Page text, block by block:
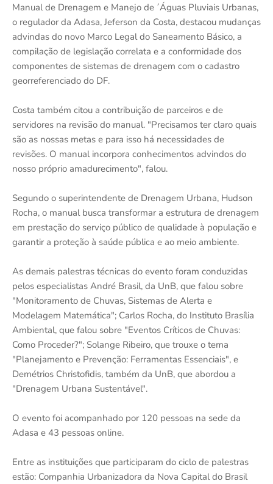
Manual de Drenagem e Manejo de ´Águas Pluviais Urbanas,
o regulador da Adasa, Jeferson da Costa, destacou mudanças
advindas do novo Marco Legal do Saneamento Básico, a
compilação de legislação correlata e a conformidade dos
componentes de sistemas de drenagem com o cadastro
georreferenciado do DF.
Costa também citou a contribuição de parceiros e de
servidores na revisão do manual. "Precisamos ter claro quais
são as nossas metas e para isso há necessidades de
revisões. O manual incorpora conhecimentos advindos do
nosso próprio amadurecimento", falou.
Segundo o superintendente de Drenagem Urbana, Hudson
Rocha, o manual busca transformar a estrutura de drenagem
em prestação do serviço público de qualidade à população e
garantir a proteção à saúde pública e ao meio ambiente.
As demais palestras técnicas do evento foram conduzidas
pelos especialistas André Brasil, da UnB, que falou sobre
"Monitoramento de Chuvas, Sistemas de Alerta e
Modelagem Matemática"; Carlos Rocha, do Instituto Brasília
Ambiental, que falou sobre "Eventos Críticos de Chuvas:
Como Proceder?"; Solange Ribeiro, que trouxe o tema
"Planejamento e Prevenção: Ferramentas Essenciais", e
Demétrios Christofidis, também da UnB, que abordou a
"Drenagem Urbana Sustentável".
O evento foi acompanhado por 120 pessoas na sede da
Adasa e 43 pessoas online.
Entre as instituições que participaram do ciclo de palestras
estão: Companhia Urbanizadora da Nova Capital do Brasil